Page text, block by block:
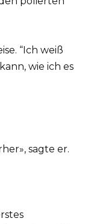
“Ich weiß
wie ich es
sagte er.